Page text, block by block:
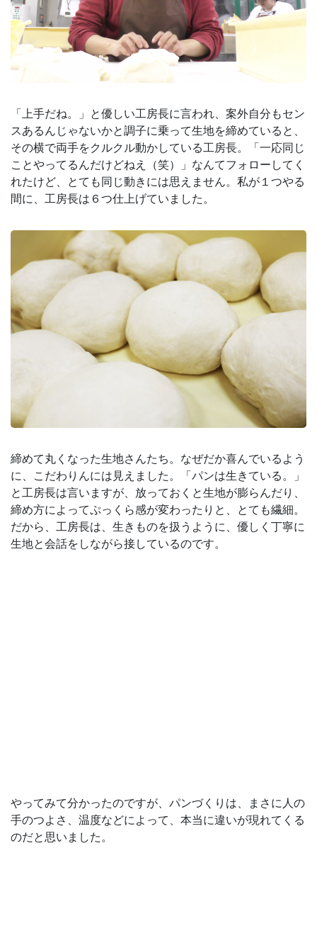
「上手だね。」と優しい工房長に言われ、案外自分もセン
スあるんじゃないかと調子に乗って生地を締めていると、
その横で両手をクルクル動かしている工房長。「一応同じ
ことやってるんだけどねえ（笑）」なんてフォローしてく
れたけど、とても同じ動きには思えません。私が１つやる
間に、工房長は６つ仕上げていました。
締めて丸くなった生地さんたち。なぜだか喜んでいるよう
に、こだわりんには見えました。「パンは生きている。」
と工房長は言いますが、放っておくと生地が膨らんだり、
締め方によってぷっくら感が変わったりと、とても繊細。
だから、工房長は、生きものを扱うように、優しく丁寧に
生地と会話をしながら接しているのです。
やってみて分かったのですが、パンづくりは、まさに人の
手のつよさ、温度などによって、本当に違いが現れてくる
のだと思いました。